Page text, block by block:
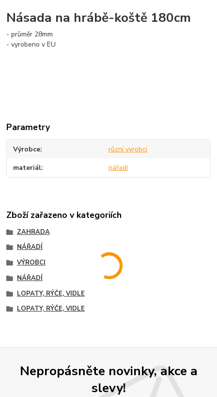
Násada na hrábě-koště 180cm
- průměr 28mm
- vyrobeno v EU
Parametry
Výrobce různí vyrobci
materiál nářadí
Zboží zařazeno v kategoriích
ZAHRADA
NÁŘADÍ
VÝROBCI
NÁŘADÍ
LOPATY, RÝČE, VIDLE
LOPATY, RÝČE, VIDLE
Nepropásněte novinky, akce a
slevy!